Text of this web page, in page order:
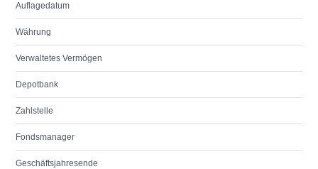
Auflagedatum
Währung
Verwaltetes Vermögen
Depotbank
Zahlstelle
Fondsmanager
Geschäftsjahresende